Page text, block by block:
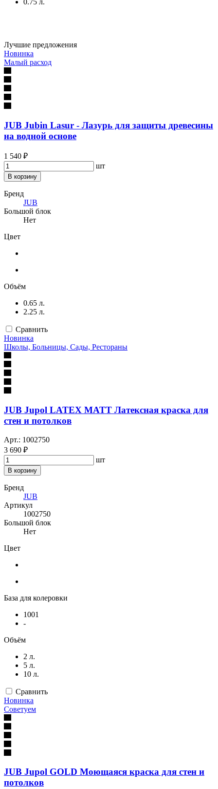
Лучшие предложения
Новинка
Малый расход
JUB Jubin Lasur - Лазурь для защиты древесины
на водной основе
1 540 ₽
шт
В корзину
Бренд
JUB
Большой блок
Нет
Цвет
Объём
0.65 л.
2.25 л.
Сравнить
Новинка
Школы, Больницы, Сады, Рестораны
JUB Jupol LATEX MATT Латексная краска для
стен и потолков
Арт.: 1002750
3 690 ₽
шт
В корзину
Бренд
JUB
Артикул
1002750
Большой блок
Нет
Цвет
База для колеровки
1001
-
Объём
2 л.
5 л.
10 л.
Сравнить
Новинка
Советуем
JUB Jupol GOLD Моющаяся краска для стен и
потолков